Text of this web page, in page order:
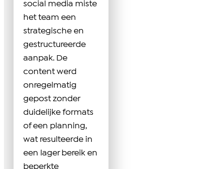
social media miste
het team een
strategische en
gestructureerde
aanpak. De
content werd
onregelmatig
gepost zonder
duidelijke formats
of een planning,
wat resulteerde in
een lager bereik en
beperkte